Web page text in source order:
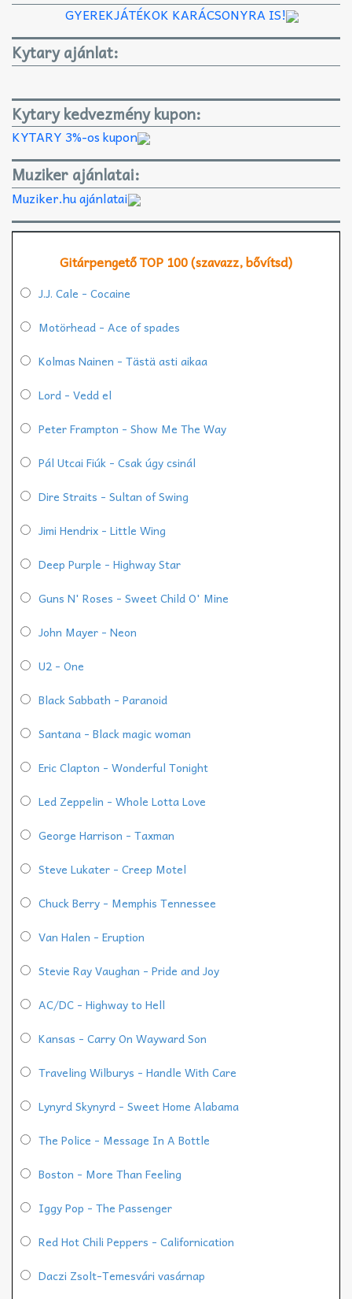
GYEREKJÁTÉKOK KARÁCSONYRA IS!
Kytary ajánlat:
Kytary kedvezmény kupon:
KYTARY 3%-os kupon
Muziker ajánlatai:
Muziker.hu ajánlatai
Gitárpengető TOP 100 (szavazz, bővítsd)
J.J. Cale - Cocaine
Motörhead - Ace of spades
Kolmas Nainen - Tästä asti aikaa
Lord - Vedd el
Peter Frampton - Show Me The Way
Pál Utcai Fiúk - Csak úgy csinál
Dire Straits - Sultan of Swing
Jimi Hendrix - Little Wing
Deep Purple - Highway Star
Guns N' Roses - Sweet Child O' Mine
John Mayer - Neon
U2 - One
Black Sabbath - Paranoid
Santana - Black magic woman
Eric Clapton - Wonderful Tonight
Led Zeppelin - Whole Lotta Love
George Harrison - Taxman
Steve Lukater - Creep Motel
Chuck Berry - Memphis Tennessee
Van Halen - Eruption
Stevie Ray Vaughan - Pride and Joy
AC/DC - Highway to Hell
Kansas - Carry On Wayward Son
Traveling Wilburys - Handle With Care
Lynyrd Skynyrd - Sweet Home Alabama
The Police - Message In A Bottle
Boston - More Than Feeling
Iggy Pop - The Passenger
Red Hot Chili Peppers - Californication
Daczi Zsolt-Temesvári vasárnap